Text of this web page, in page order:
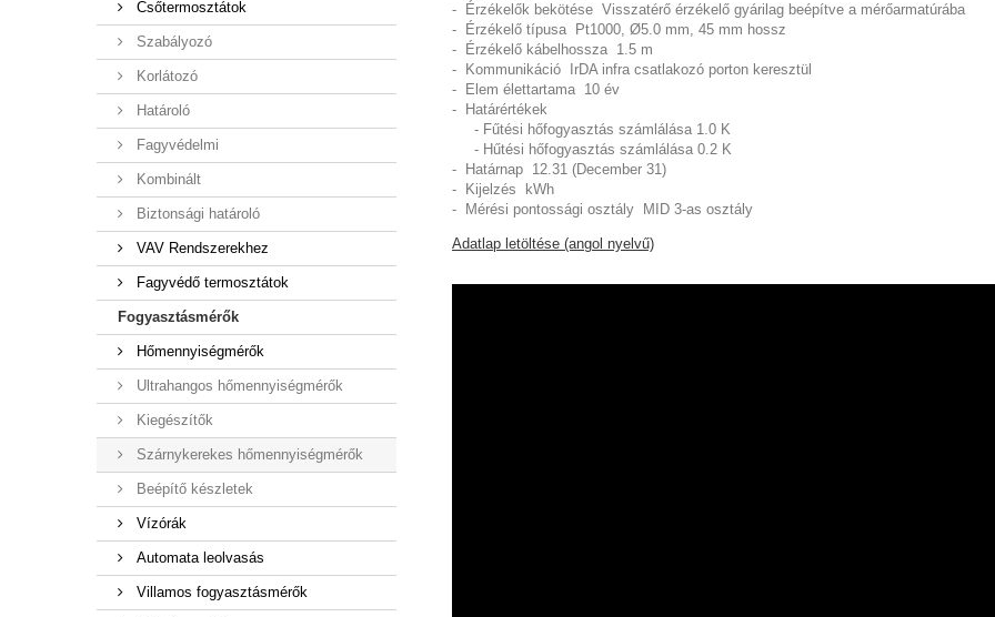
Csőtermosztátok
Szabályozó
Korlátozó
Határoló
Fagyvédelmi
Kombinált
Biztonsági határoló
VAV Rendszerekhez
Fagyvédő termosztátok
Fogyasztásmérők
Hőmennyiségmérők
Ultrahangos hőmennyiségmérők
Kiegészítők
Szárnykerekes hőmennyiségmérők
Beépítő készletek
Vízórák
Automata leolvasás
Villamos fogyasztásmérők
- Érzékelők bekötése Visszatérő érzékelő gyárilag beépítve a mérőarmatúrába
- Érzékelő típusa Pt1000, Ø5.0 mm, 45 mm hossz
- Érzékelő kábelhossza 1.5 m
- Kommunikáció IrDA infra csatlakozó porton keresztül
- Elem élettartama 10 év
- Határértékek
- Fűtési hőfogyasztás számlálása 1.0 K
- Hűtési hőfogyasztás számlálása 0.2 K
- Határnap 12.31 (December 31)
- Kijelzés kWh
- Mérési pontossági osztály MID 3-as osztály
Adatlap letöltése (angol nyelvű)